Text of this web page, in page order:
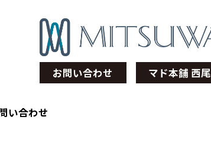
お問い合わせ マド本舗 西尾
い合わせ